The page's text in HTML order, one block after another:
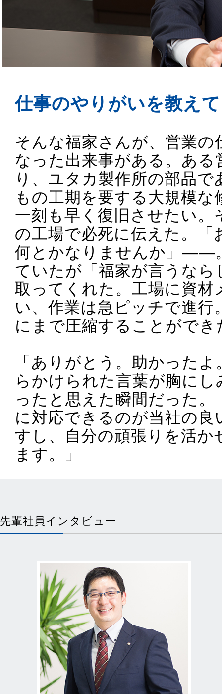
仕事のやりがいを教え
そんな福家さんが、営業
なった出来事がある。あ
り、ユタカ製作所の部品
もの工期を要する大規模
一刻も早く復旧させたい
の工場で必死に伝えた。
何とかなりませんか」――
ていたが「福家が言うな
取ってくれた。工場に資
い、作業は急ピッチで進行
にまで圧縮することができ
「ありがとう。助かった
らかけられた言葉が胸に
ったと思えた瞬間だった
に対応できるのが当社の
すし、自分の頑張りを活
ます。」
先輩社員インタビュー